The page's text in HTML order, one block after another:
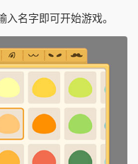
名字即可开始游戏。